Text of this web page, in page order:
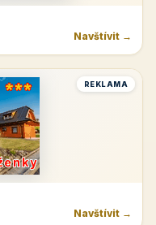
Navštívit →
REKLAMA
Navštívit →